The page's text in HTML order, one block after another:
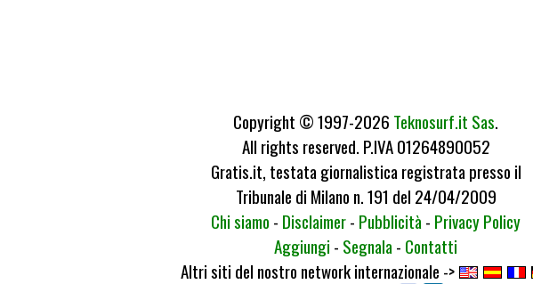
Copyright © 1997-2026 Teknosurf.it Sas.
All rights reserved. P.IVA 01264890052
Gratis.it, testata giornalistica registrata presso il
Tribunale di Milano n. 191 del 24/04/2009
Chi siamo - Disclaimer- Pubblicità - Privacy Policy
Aggiungi - Segnala - Contatti
Altri siti del nostro network internazionale ->